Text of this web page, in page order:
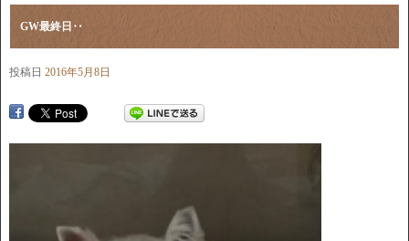
GW最終日‥
投稿日 2016年5月8日